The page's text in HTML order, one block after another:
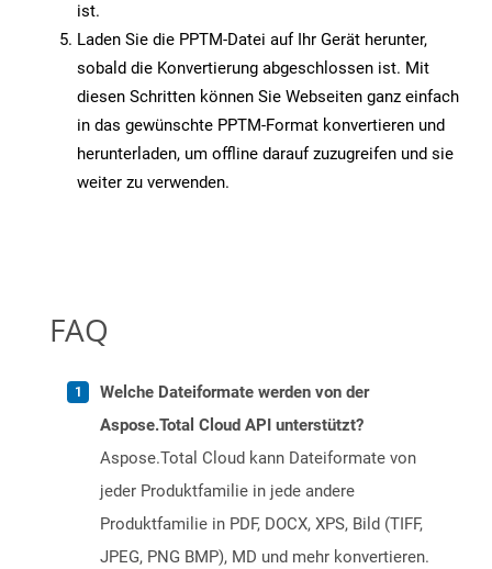
ist.
Laden Sie die PPTM-Datei auf Ihr Gerät herunter,
sobald die Konvertierung abgeschlossen ist. Mit
diesen Schritten können Sie Webseiten ganz einfach
in das gewünschte PPTM-Format konvertieren und
herunterladen, um offline darauf zuzugreifen und sie
weiter zu verwenden.
FAQ
Welche Dateiformate werden von der
Aspose.Total Cloud API unterstützt?
Aspose.Total Cloud kann Dateiformate von
jeder Produktfamilie in jede andere
Produktfamilie in PDF, DOCX, XPS, Bild (TIFF,
JPEG, PNG BMP), MD und mehr konvertieren.